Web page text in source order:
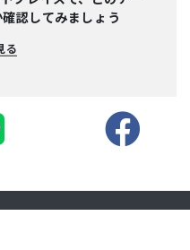
認してみましょう
る